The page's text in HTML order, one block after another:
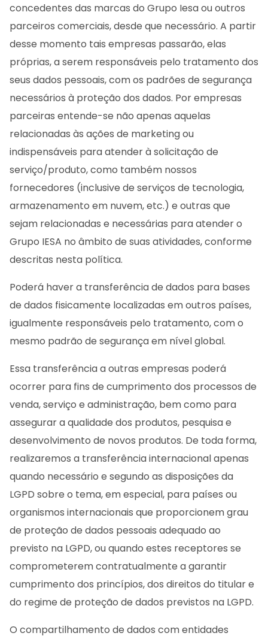
concedentes das marcas do Grupo Iesa ou outros
parceiros comerciais, desde que necessário. A partir
desse momento tais empresas passarão, elas
próprias, a serem responsáveis pelo tratamento dos
seus dados pessoais, com os padrões de segurança
necessários à proteção dos dados. Por empresas
parceiras entende-se não apenas aquelas
relacionadas às ações de marketing ou
indispensáveis para atender à solicitação de
serviço/produto, como também nossos
fornecedores (inclusive de serviços de tecnologia,
armazenamento em nuvem, etc.) e outras que
sejam relacionadas e necessárias para atender o
Grupo IESA no âmbito de suas atividades, conforme
descritas nesta política.
Poderá haver a transferência de dados para bases
de dados fisicamente localizadas em outros países,
igualmente responsáveis pelo tratamento, com o
mesmo padrão de segurança em nível global.
Essa transferência a outras empresas poderá
ocorrer para fins de cumprimento dos processos de
venda, serviço e administração, bem como para
assegurar a qualidade dos produtos, pesquisa e
desenvolvimento de novos produtos. De toda forma,
realizaremos a transferência internacional apenas
quando necessário e segundo as disposições da
LGPD sobre o tema, em especial, para países ou
organismos internacionais que proporcionem grau
de proteção de dados pessoais adequado ao
previsto na LGPD, ou quando estes receptores se
comprometerem contratualmente a garantir
cumprimento dos princípios, dos direitos do titular e
do regime de proteção de dados previstos na LGPD.
O compartilhamento de dados com entidades